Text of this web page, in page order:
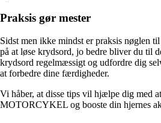
Praksis gør mester
Sidst men ikke mindst er praksis nøglen
på at løse krydsord, jo bedre bliver du til
krydsord regelmæssigt og udfordre dig
at forbedre dine færdigheder.
Vi håber, at disse tips vil hjælpe dig med
MOTORCYKEL og booste din hjernes